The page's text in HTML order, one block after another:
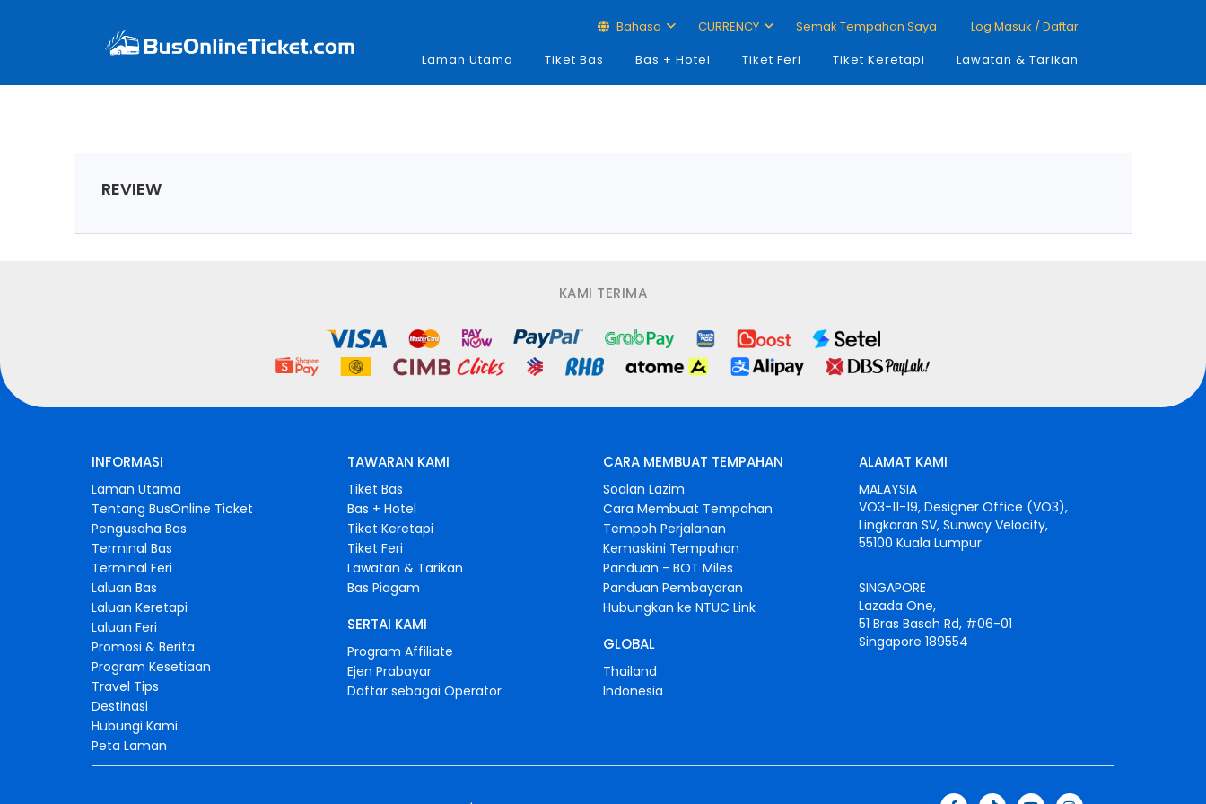
Bahasa CURRENCY Semak Tempahan Saya
Log Masuk / Daftar
Laman Utama
Tiket Bas Bas + Hotel Tiket Feri Tiket Keretapi Lawatan & Tarikan
REVIEW
KAMI TERIMA
INFORMASI
Laman Utama
Tentang BusOnline Ticket
Pengusaha Bas
Terminal Bas
Terminal Feri
Laluan Bas
Laluan Keretapi
Laluan Feri
Promosi & Berita
Program Kesetiaan
Travel Tips
Destinasi
Hubungi Kami
Peta Laman
TAWARAN KAMI
Tiket Bas
Bas + Hotel
Tiket Keretapi
Tiket Feri
Lawatan & Tarikan
Bas Piagam
SERTAI KAMI
Program Affiliate
Ejen Prabayar
Daftar sebagai Operator
CARA MEMBUAT TEMPAHAN
Soalan Lazim
Cara Membuat Tempahan
Tempoh Perjalanan
Kemaskini Tempahan
Panduan - BOT Miles
Panduan Pembayaran
Hubungkan ke NTUC Link
GLOBAL
Thailand
Indonesia
ALAMAT KAMI
MALAYSIA
VO3-11-19, Designer Office (VO3),
Lingkaran SV, Sunway Velocity,
55100 Kuala Lumpur
SINGAPORE
Lazada One,
51 Bras Basah Rd, #06-01
Singapore 189554